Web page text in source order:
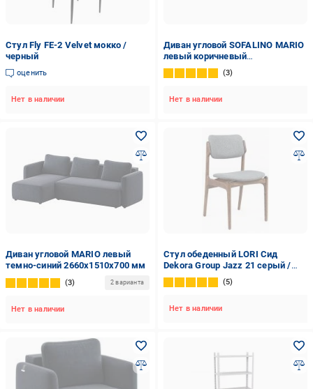
Стул Fly FE-2 Velvet мокко /
черный
оценить
Нет в наличии
Диван угловой SOFALINO MARIO
левый коричневый
2660x1510x700 мм
3
Нет в наличии
Диван угловой MARIO левый
темно-синий 2660x1510x700 мм
3 2 варианта
Нет в наличии
Стул обеденный LORI Сид
Dekora Group Jazz 21 серый /
дуб коричневый
5
Нет в наличии